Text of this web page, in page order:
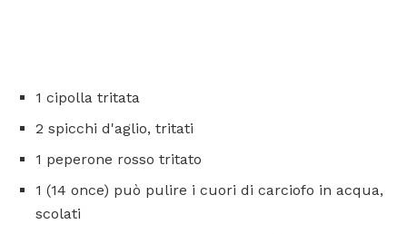
1 cipolla tritata
2 spicchi d'aglio, tritati
1 peperone rosso tritato
1 (14 once) può pulire i cuori di carciofo in acqua,
scolati